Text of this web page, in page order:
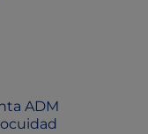
ADM